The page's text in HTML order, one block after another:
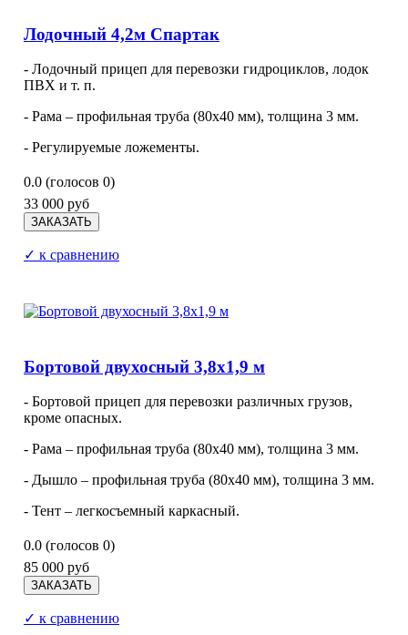
Лодочный 4,2м Спартак
- Лодочный прицеп для перевозки гидроциклов, лодок
ПВХ и т. п.
- Рама – профильная труба (80х40 мм), толщина 3 мм.
- Регулируемые ложементы.
0.0 (голосов 0)
33 000 руб
✓ к сравнению
Бортовой двухосный 3,8х1,9 м
- Бортовой прицеп для перевозки различных грузов,
кроме опасных.
- Рама – профильная труба (80х40 мм), толщина 3 мм.
- Дышло – профильная труба (80х40 мм), толщина 3 мм.
- Тент – легкосъемный каркасный.
0.0 (голосов 0)
85 000 руб
✓ к сравнению